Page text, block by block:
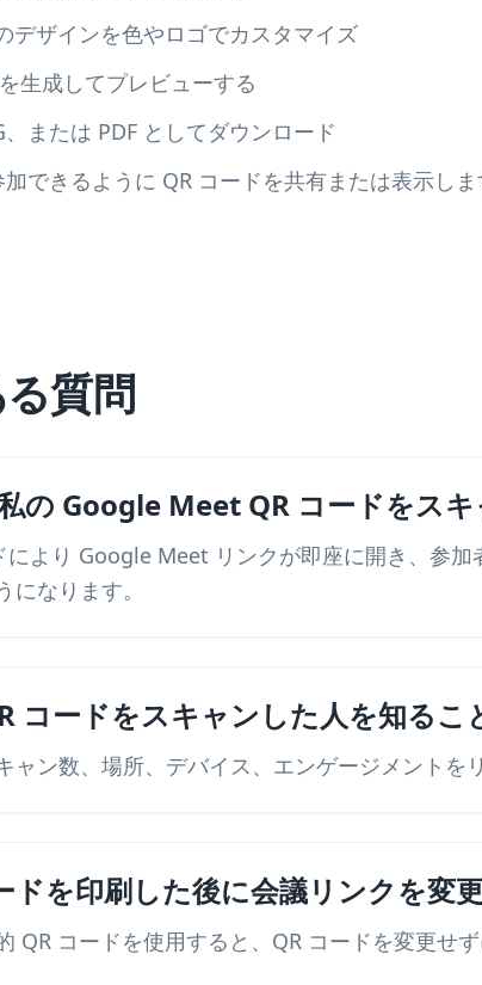
デザインを色やロゴでカスタマイズ
生成してプレビューする
、または PDF としてダウンロード
できるように QR コードを共有または表示しま
質問
の Google Meet QR コードをス
により Google Meet リンクが即座に開き、参
になります。
コードをスキャンした人を知るこ
ャン数、場所、デバイス、エンゲージメントを
ドを印刷した後に会議リンクを変
QR コードを使用すると、QR コードを変更せ